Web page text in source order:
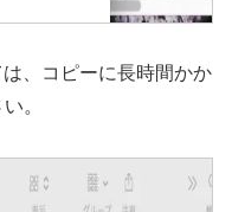
、コピーに長時間かか
。